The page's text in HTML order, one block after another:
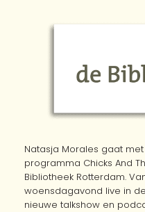
Natasja Morales gaat
programma Chicks And
Bibliotheek Rotterdam.
woensdagavond live in
nieuwe talkshow en